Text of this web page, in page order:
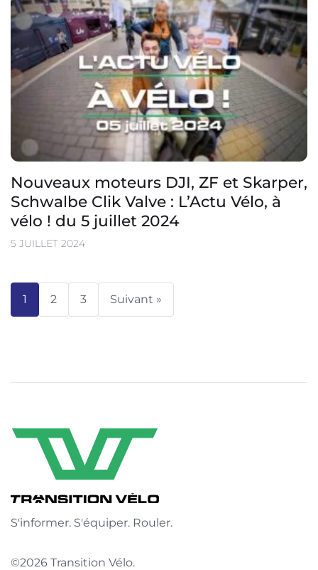
Nouveaux moteurs DJI, ZF et Skarper,
Schwalbe Clik Valve : L’Actu Vélo, à
vélo ! du 5 juillet 2024
5 JUILLET 2024
1 2 3 Suivant »
S'informer. S'équiper. Rouler.
©2026 Transition Vélo.